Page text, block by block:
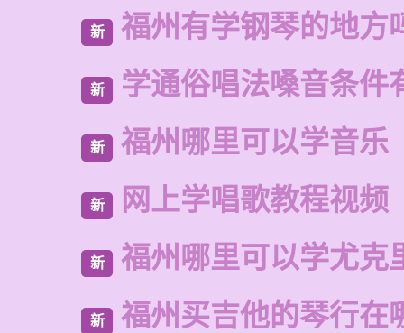
新 福州有学钢琴的地方
新 学通俗唱法嗓音条件
新 福州哪里可以学音乐
新 网上学唱歌教程视频
新 福州哪里可以学尤克
新 福州买吉他的琴行在